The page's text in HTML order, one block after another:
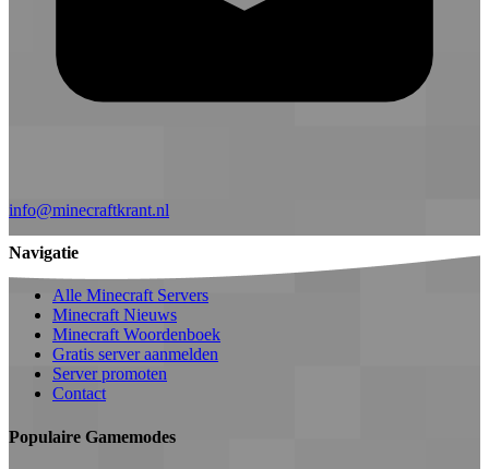
info@minecraftkrant.nl
Navigatie
Alle Minecraft Servers
Minecraft Nieuws
Minecraft Woordenboek
Gratis server aanmelden
Server promoten
Contact
Populaire Gamemodes